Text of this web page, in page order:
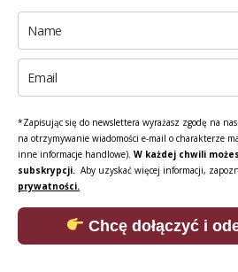
*Zapisując się do newslettera wyrażasz zgodę na
na otrzymywanie wiadomości e-mail o charakterze
inne informacje handlowe). W każdej chwili
subskrypcji. Aby uzyskać więcej informacji,
prywatności.
Chcę dołączyć i